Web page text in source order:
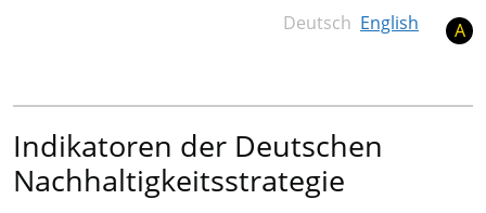
Deutsch English A
Indikatoren der Deutschen
Nachhaltigkeitsstrategie